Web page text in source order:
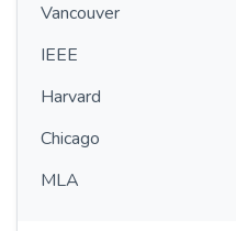
Vancouver
IEEE
Harvard
Chicago
MLA